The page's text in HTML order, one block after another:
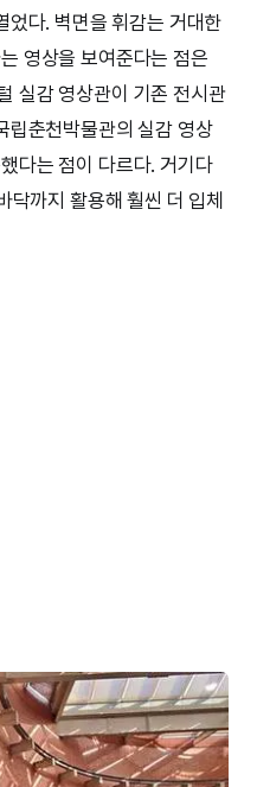
었다. 벽면을 휘감는 거대한
영상을 보여준다는 점은
실감 영상관이 기존 전시관
립춘천박물관의 실감 영상
다는 점이 다르다. 거기다
닥까지 활용해 훨씬 더 입체